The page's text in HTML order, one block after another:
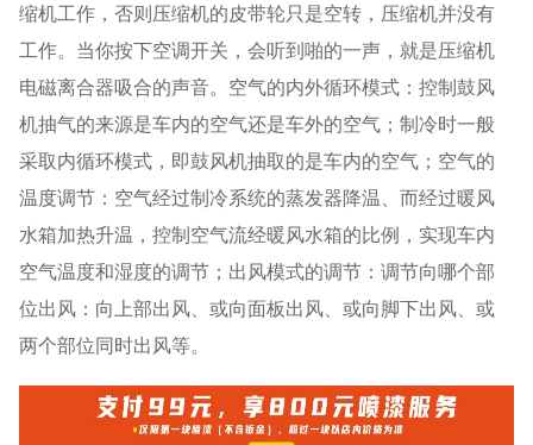
缩机工作，否则压缩机的皮带轮只是空转，压缩机并没有
工作。当你按下空调开关，会听到啪的一声，就是压缩机
电磁离合器吸合的声音。空气的内外循环模式：控制鼓风
机抽气的来源是车内的空气还是车外的空气；制冷时一般
采取内循环模式，即鼓风机抽取的是车内的空气；空气的
温度调节：空气经过制冷系统的蒸发器降温、而经过暖风
水箱加热升温，控制空气流经暖风水箱的比例，实现车内
空气温度和湿度的调节；出风模式的调节：调节向哪个部
位出风：向上部出风、或向面板出风、或向脚下出风、或
两个部位同时出风等。